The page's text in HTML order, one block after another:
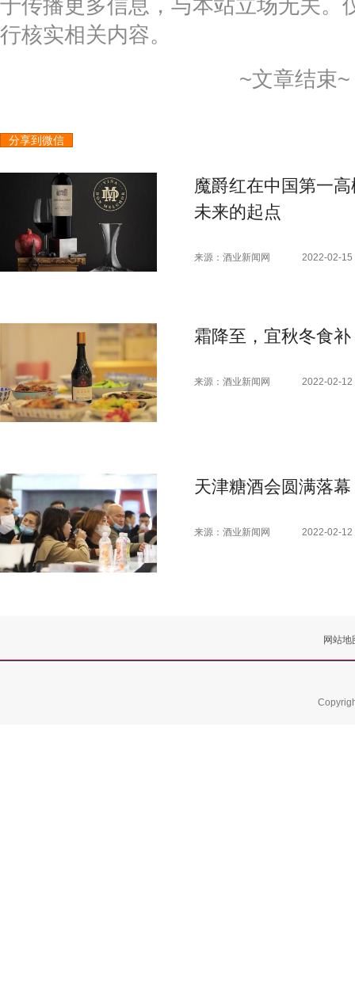
于传播更多信息，与本站立场无关。
行核实相关内容。
~文章结束~
分享到微信
魔爵红在中国第一
未来的起点
来源：酒业新闻网 2022-02-15
霜降至，宜秋冬食
来源：酒业新闻网 2022-02-12
天津糖酒会圆满落
来源：酒业新闻网 2022-02-12
网站地